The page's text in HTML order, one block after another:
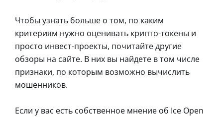
Чтобы узнать больше о том, по каким
критериям нужно оценивать крипто-токены и
просто инвест-проекты, почитайте другие
обзоры на сайте. В них вы найдете в том числе
признаки, по которым возможно вычислить
мошенников.
Если у вас есть собственное мнение об Ice Open